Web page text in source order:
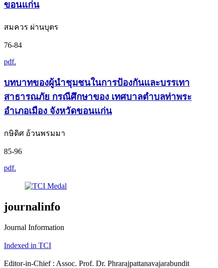
ขอนแก่น
สมควร ผ่านบุตร
76-84
pdf.
บทบาทของผู้นำชุมชนในการป้องกันและบรรเทา
สาธารณภัย กรณีศึกษาของ เทศบาลตำบลท่าพระ
อำเภอเมือง จังหวัดขอนแก่น
กษิดิศ อ้วนพรมมา
85-96
pdf.
journalinfo
Journal Information
Indexed in TCI
Editor-in-Chief : Assoc. Prof. Dr. Phrarajpattanavajarabundit